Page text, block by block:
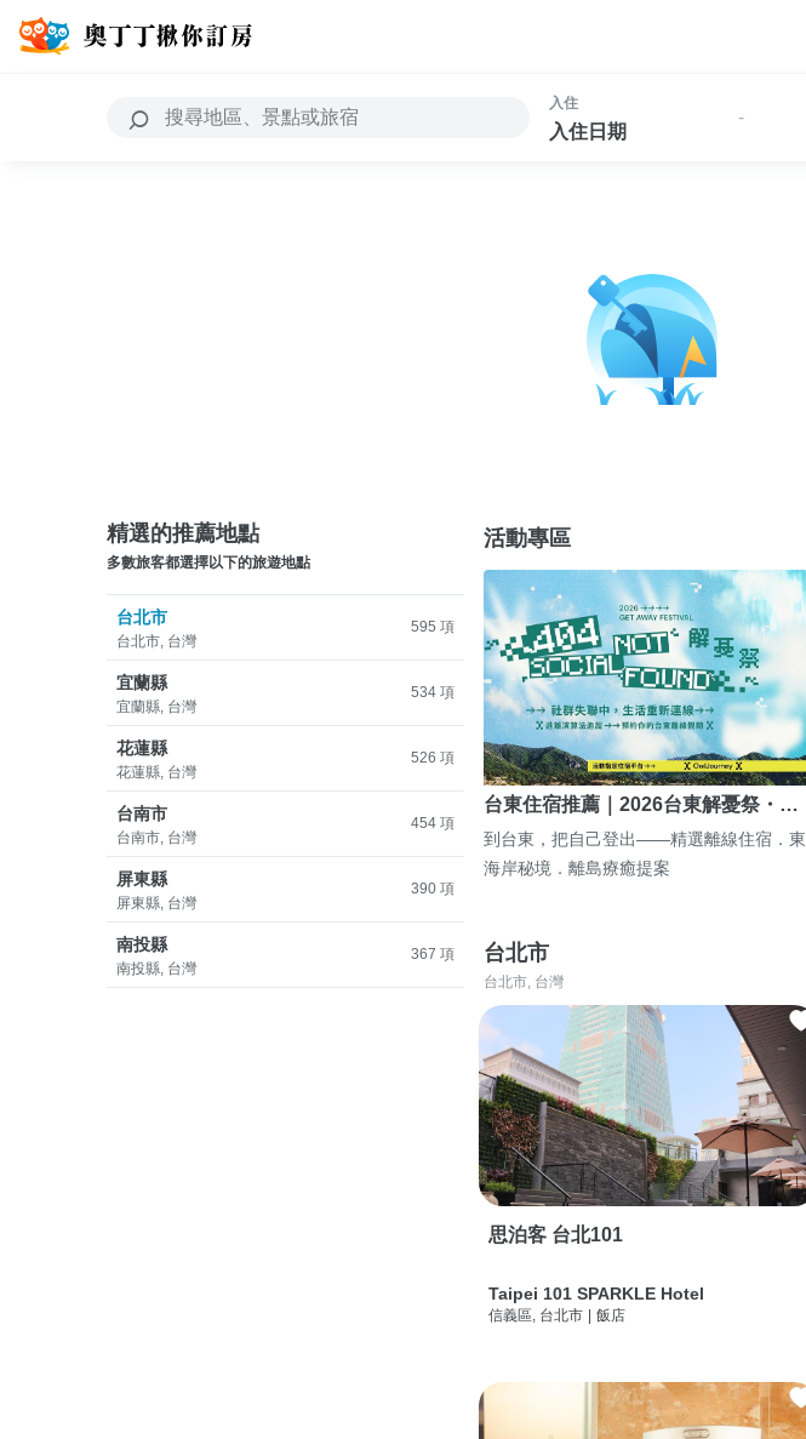
入住
入住日期
-
精選的推薦地點
多數旅客都選擇以下的旅遊地點
台北市
台北市, 台灣
595 項
宜蘭縣
宜蘭縣, 台灣
534 項
花蓮縣
花蓮縣, 台灣
526 項
台南市
台南市, 台灣
454 項
屏東縣
屏東縣, 台灣
390 項
南投縣
南投縣, 台灣
367 項
活動專區
台東住宿推薦｜2026台東解憂祭・…
到台東，把自己登出——精選離線住宿．東
海岸秘境．離島療癒提案
台北市
台北市, 台灣
思泊客 台北101
Taipei 101 SPARKLE Hotel
信義區, 台北市 飯店